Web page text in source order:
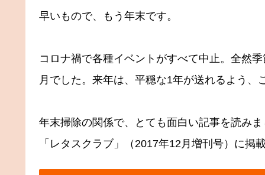
早いもので、もう年末です。
コロナ禍で各種イベントがすべて中止。全然
月でした。来年は、平穏な1年が送れるよう、
年末掃除の関係で、とても面白い記事を読み
「レタスクラブ」（2017年12月増刊号）に掲